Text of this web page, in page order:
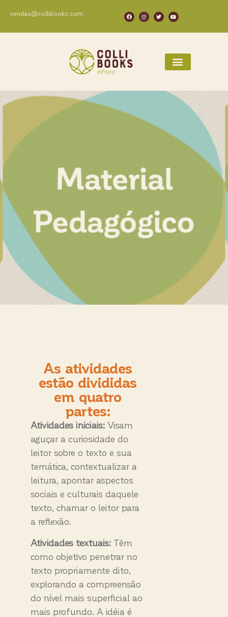
vendas@collibooks.com
As atividades
estão divididas
em quatro
partes:
Atividades iniciais: Visam
aguçar a curiosidade do
leitor sobre o texto e sua
temática, contextualizar a
leitura, apontar aspectos
sociais e culturais daquele
texto, chamar o leitor para
a reflexão.
Atividades textuais: Têm
como objetivo penetrar no
texto propriamente dito,
explorando a compreensão
do nível mais superficial ao
mais profundo. A idéia é